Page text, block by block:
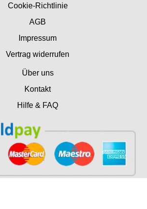
Cookie-Richtlinie
AGB
Impressum
Vertrag widerrufen
Über uns
Kontakt
Hilfe & FAQ